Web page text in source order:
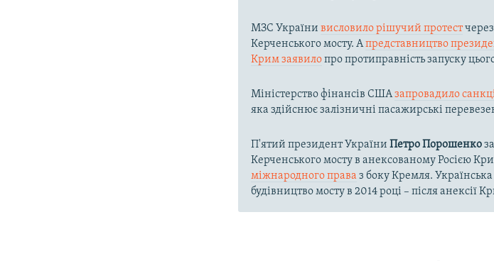
МЗС Українивисловило рішучий протест
Керченського мосту. Апредставництво
Крим заявилопро протиправність запуску
Міністерство фінансів СШАзапровадило
яка здійснює залізничні пасажирські
П'ятий президент УкраїниПетро Порошенко
Керченського мосту в анексованому Росією
міжнародного права з боку Кремля.
будівництво мосту в 2014 році – після анексії